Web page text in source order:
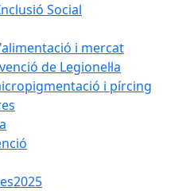
Social
i mercat
de Legionel·la
i pírcing